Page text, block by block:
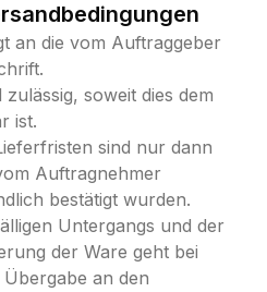
an die vom Auftraggeber
soweit dies dem
ist.
sind nur dann
Auftragnehmer
bestätigt wurden.
Untergangs und der
der Ware geht bei
an den